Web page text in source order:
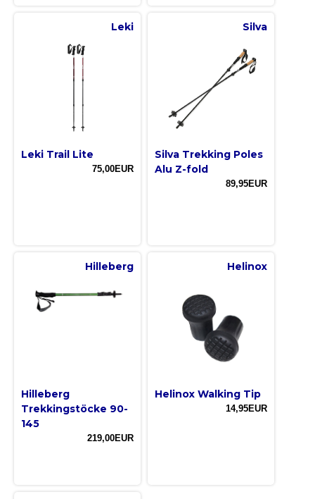
Leki
Leki Trail Lite
75,00EUR
Silva
Silva Trekking Poles
Alu Z-fold
89,95EUR
Hilleberg
Hilleberg
Trekkingstöcke 90-
145
219,00EUR
Helinox
Helinox Walking Tip
14,95EUR